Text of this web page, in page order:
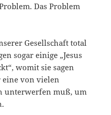
Das Problem
Gesellschaft total
sogar einige „Jesus
womit sie sagen
eine von vielen
unterwerfen muß, um